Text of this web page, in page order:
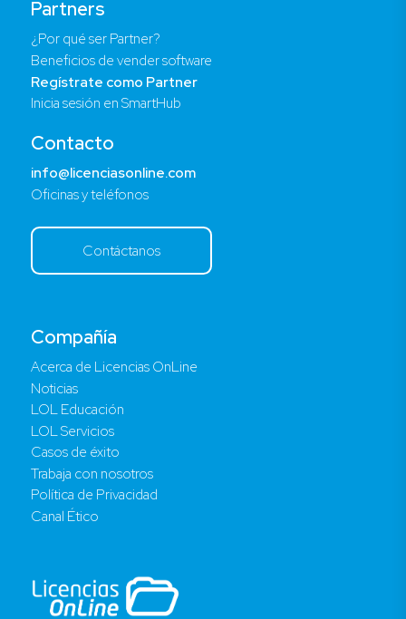
Compañía
Acerca de Licencias OnLine
Noticias
LOL Educación
LOL Servicios
Casos de éxito
Trabaja con nosotros
Política de Privacidad
Canal Ético
Partners
¿Por qué ser Partner?
Beneficios de vender software
Regístrate como Partner
Inicia sesión en SmartHub
Contacto
info@licenciasonline.com
Oficinas y teléfonos
Contáctanos